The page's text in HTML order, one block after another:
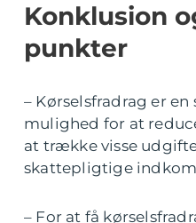
Konklusion
punkter
– Kørselsfradrag er
mulighed for at
at trække visse
skattepligtige
– For at få